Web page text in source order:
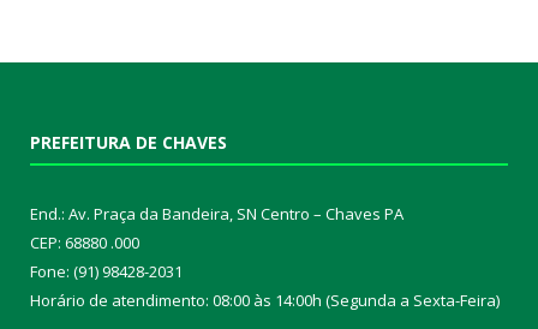
PREFEITURA DE CHAVES
End.: Av. Praça da Bandeira, SN Centro – Chaves PA
CEP: 68880 .000
Fone: (91) 98428-2031
Horário de atendimento: 08:00 às 14:00h (Segunda a Sexta-Feira)